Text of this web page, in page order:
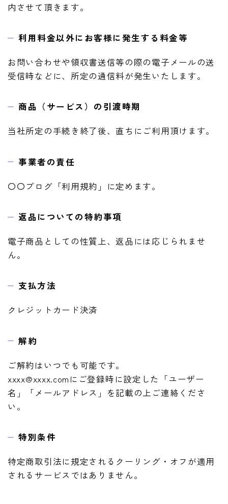
内させて頂きます。
利用料金以外にお客様に発生する料金等
お問い合わせや領収書送信等の際の電子メールの送
受信時などに、所定の通信料が発生いたします。
商品（サービス）の引渡時期
当社所定の手続き終了後、直ちにご利用頂けます。
事業者の責任
〇〇ブログ「利用規約」に定めます。
返品についての特約事項
電子商品としての性質上、返品には応じられませ
ん。
支払方法
クレジットカード決済
解約
ご解約はいつでも可能です。
xxxx@xxxx.comにご登録時に設定した「ユーザー
名」「メールアドレス」を記載の上ご連絡くださ
い。
特別条件
特定商取引法に規定されるクーリング・オフが適用
されるサービスではありません。